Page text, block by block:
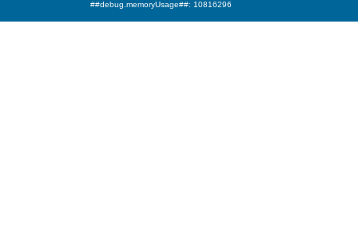
##debug.memoryUsage##: 10816296